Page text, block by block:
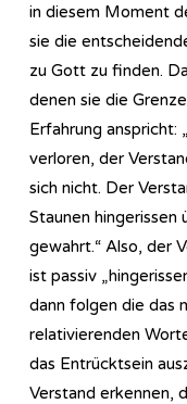
in diesem Moment
sie die
zu Gott zu finden.
denen sie die
Erfahrung anspricht:
verloren, der
sich nicht. Der
Staunen hingerissen
gewahrt.“ Also, der
ist passiv
dann folgen die das
relativierenden
das Entrücktsein
Verstand erkennen,